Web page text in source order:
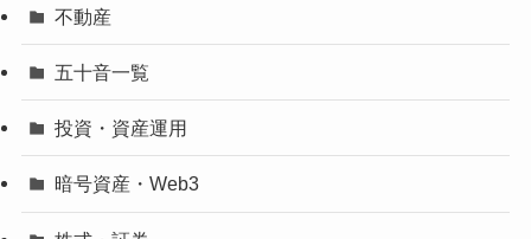
不動産
五十音一覧
投資・資産運用
暗号資産・Web3